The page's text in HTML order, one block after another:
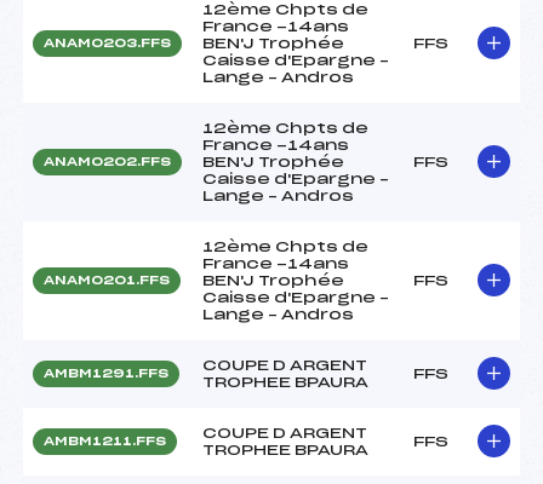
ANAM0203.FFS
12ème Chpts de
France -14ans
BEN'J Trophée
Caisse d'Epargne –
Lange – Andros
FFS
ANAM0202.FFS
12ème Chpts de
France -14ans
BEN'J Trophée
Caisse d'Epargne –
Lange – Andros
FFS
ANAM0201.FFS
12ème Chpts de
France -14ans
BEN'J Trophée
Caisse d'Epargne –
Lange – Andros
FFS
AMBM1291.FFS
COUPE D ARGENT
TROPHEE BPAURA
FFS
AMBM1211.FFS
COUPE D ARGENT
TROPHEE BPAURA
FFS